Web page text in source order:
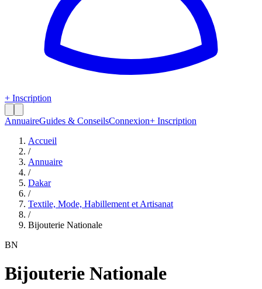
+ Inscription
AnnuaireGuides & ConseilsConnexion+ Inscription
Accueil
/
Annuaire
/
Dakar
/
Textile, Mode, Habillement et Artisanat
/
Bijouterie Nationale
BN
Bijouterie Nationale